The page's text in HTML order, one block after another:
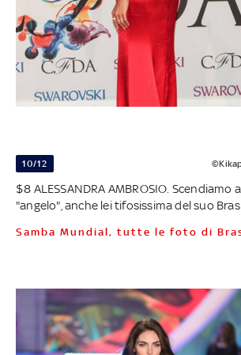
10/12
$8 ALESSANDRA AMBROSIO. Scendiamo
"angelo", anche lei tifosissima del suo
Samba Mundial, tutte le foto di